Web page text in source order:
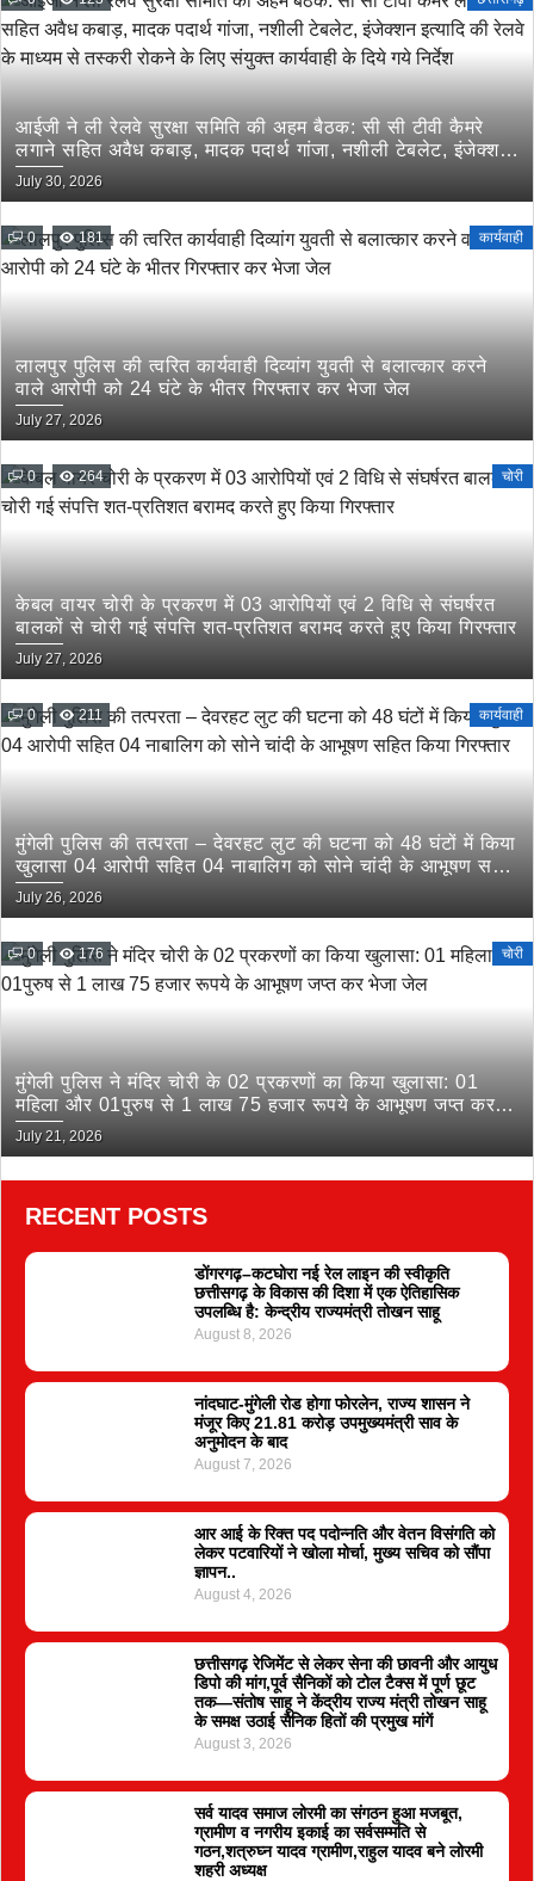
आईजी ने ली रेलवे सुरक्षा समिति की अहम बैठक: सी सी टीवी कैमरे
लगाने सहित अवैध कबाड़, मादक पदार्थ गांजा, नशीली टेबलेट, इंजेक्शन
इत्यादि की रेलवे के माध्यम से तस्करी रोकने के लिए संयुक्त कार्यवाही
के दिये गये निर्देश
July 30, 2026
0 181 कार्यवाही
लालपुर पुलिस की त्वरित कार्यवाही दिव्यांग युवती से बलात्कार करने
वाले आरोपी को 24 घंटे के भीतर गिरफ्तार कर भेजा जेल
July 27, 2026
0 264 चोरी
केबल वायर चोरी के प्रकरण में 03 आरोपियों एवं 2 विधि से संघर्षरत
बालकों से चोरी गई संपत्ति शत-प्रतिशत बरामद करते हुए किया गिरफ्तार
July 27, 2026
0 211 कार्यवाही
मुंगेली पुलिस की तत्परता – देवरहट लुट की घटना को 48 घंटों में किया
खुलासा 04 आरोपी सहित 04 नाबालिग को सोने चांदी के आभूषण सहित
किया गिरफ्तार
July 26, 2026
0 176 चोरी
मुंगेली पुलिस ने मंदिर चोरी के 02 प्रकरणों का किया खुलासा: 01
महिला और 01पुरुष से 1 लाख 75 हजार रूपये के आभूषण जप्त कर
भेजा जेल
July 21, 2026
RECENT POSTS
डोंगरगढ़–कटघोरा नई रेल लाइन की स्वीकृति
छत्तीसगढ़ के विकास की दिशा में एक ऐतिहासिक
उपलब्धि है: केन्द्रीय राज्यमंत्री तोखन साहू
August 8, 2026
नांदघाट-मुंगेली रोड होगा फोरलेन, राज्य शासन ने
मंजूर किए 21.81 करोड़ उपमुख्यमंत्री साव के
अनुमोदन के बाद
August 7, 2026
आर आई के रिक्त पद पदोन्नति और वेतन विसंगति को
लेकर पटवारियों ने खोला मोर्चा, मुख्य सचिव को सौंपा
ज्ञापन..
August 4, 2026
छत्तीसगढ़ रेजिमेंट से लेकर सेना की छावनी और आयुध
डिपो की मांग,पूर्व सैनिकों को टोल टैक्स में पूर्ण छूट
तक—संतोष साहू ने केंद्रीय राज्य मंत्री तोखन साहू
के समक्ष उठाई सैनिक हितों की प्रमुख मांगें
August 3, 2026
सर्व यादव समाज लोरमी का संगठन हुआ मजबूत,
ग्रामीण व नगरीय इकाई का सर्वसम्मति से
गठन,शत्रुघ्न यादव ग्रामीण,राहुल यादव बने लोरमी
शहरी अध्यक्ष